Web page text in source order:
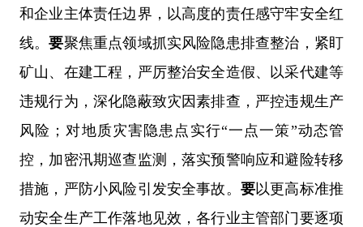
和企业主体责任边界，以高度的责任感守牢安全红
线。要聚焦重点领域抓实风险隐患排查整治，紧盯
矿山、在建工程，严厉整治安全造假、以采代建等
违规行为，深化隐蔽致灾因素排查，严控违规生产
风险；对地质灾害隐患点实行“一点一策”动态管
控，加密汛期巡查监测，落实预警响应和避险转移
措施，严防小风险引发安全事故。 要以更高标准推
动安全生产工作落地见效，各行业主管部门要逐项